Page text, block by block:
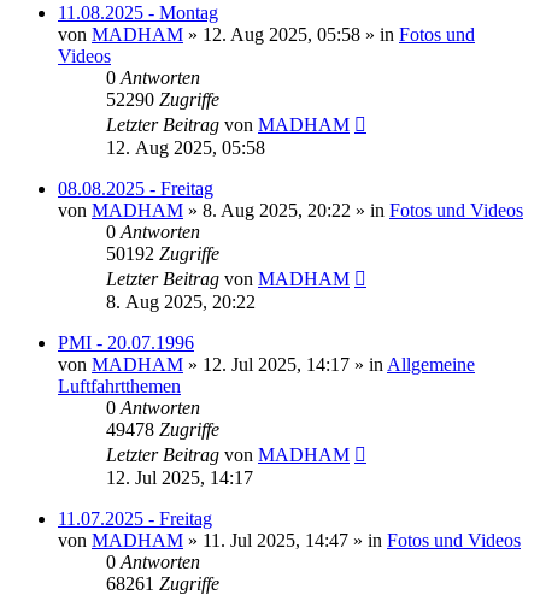
11.08.2025 - Montag
von MADHAM » 12. Aug 2025, 05:58 » in Fotos und
Videos
0 Antworten
52290 Zugriffe
Letzter Beitrag von MADHAM
12. Aug 2025, 05:58
08.08.2025 - Freitag
von MADHAM » 8. Aug 2025, 20:22 » in Fotos und Videos
0 Antworten
50192 Zugriffe
Letzter Beitrag von MADHAM
8. Aug 2025, 20:22
PMI - 20.07.1996
von MADHAM » 12. Jul 2025, 14:17 » in Allgemeine
Luftfahrtthemen
0 Antworten
49478 Zugriffe
Letzter Beitrag von MADHAM
12. Jul 2025, 14:17
11.07.2025 - Freitag
von MADHAM » 11. Jul 2025, 14:47 » in Fotos und Videos
0 Antworten
68261 Zugriffe